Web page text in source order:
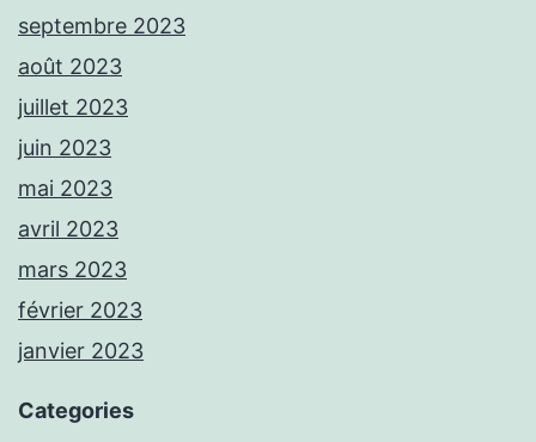
septembre 2023
août 2023
juillet 2023
juin 2023
mai 2023
avril 2023
mars 2023
février 2023
janvier 2023
Categories